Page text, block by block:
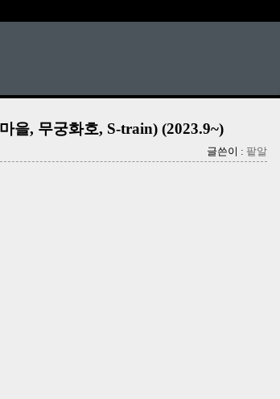
을, 무궁화호, S-train) (2023.9~)
글쓴이 : 팥알